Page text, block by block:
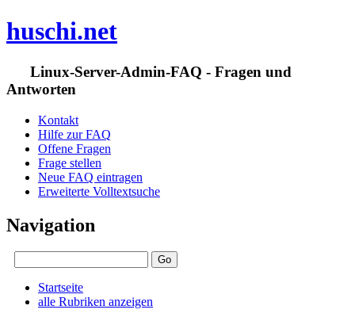
huschi.net
Linux-Server-Admin-FAQ - Fragen und
Antworten
Kontakt
Hilfe zur FAQ
Offene Fragen
Frage stellen
Neue FAQ eintragen
Erweiterte Volltextsuche
Navigation
Startseite
alle Rubriken anzeigen